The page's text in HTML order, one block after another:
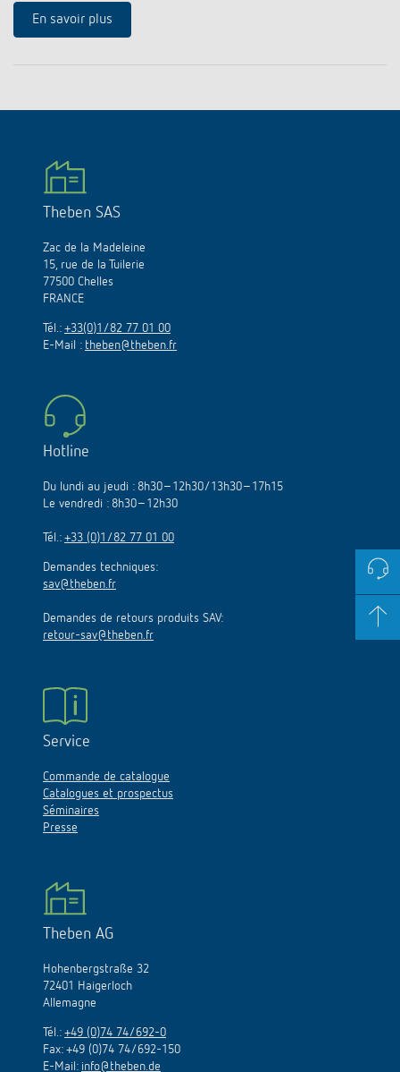
En savoir plus
Theben SAS
Zac de la Madeleine
15, rue de la Tuilerie
77500 Chelles
FRANCE
Tél.: +33(0)1/82 77 01 00
E-Mail : theben@theben.fr
Hotline
Du lundi au jeudi : 8h30–12h30/13h30–17h15
Le vendredi : 8h30–12h30
Tél.: +33 (0)1/82 77 01 00
Demandes techniques:
sav@theben.fr
Demandes de retours produits SAV:
retour-sav@theben.fr
Service
Commande de catalogue
Catalogues et prospectus
Séminaires
Presse
Theben AG
Hohenbergstraße 32
72401 Haigerloch
Allemagne
Tél.: +49 (0)74 74/692-0
Fax: +49 (0)74 74/692-150
E-Mail: info@theben.de